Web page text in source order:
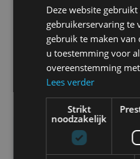
vermeld.
Vraag offerte aan
SPECIFICATIES
Beeldkwaliteit
CVBS (Standard
Camera Doel
Deze website
gebruikerservaring te
gebruik te maken van
u toestemming voor
overeenstemming
Lees verder
Strikt
noodzakelijk